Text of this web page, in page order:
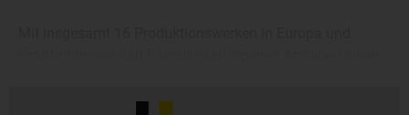
24 Mrd verkaufter Verpackungen pro Jahr entspreche.